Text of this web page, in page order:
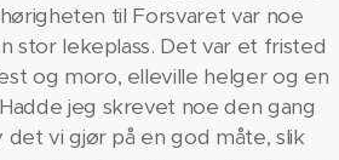
til Forsvaret var noe
stor lekeplass. Det var et fristed
og moro, elleville helger og en
jeg skrevet noe den gang
vi gjør på en god måte, slik